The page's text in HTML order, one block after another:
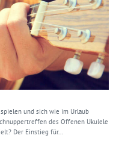
und sich wie im Urlaub
des Offenen Ukulele
Der Einstieg für...